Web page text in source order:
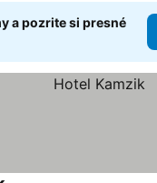
a pozrite si presné